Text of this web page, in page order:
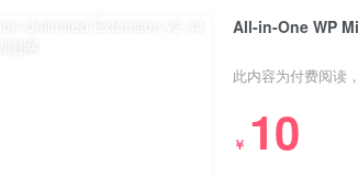
All-in-One WP
此内容为付费阅读
￥ 10